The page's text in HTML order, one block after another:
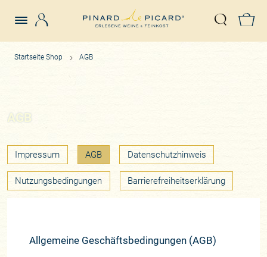
Suche
Startseite Shop AGB
AGB
Impressum AGB Datenschutzhinweis
Nutzungsbedingungen Barrierefreiheitserklärung
Allgemeine Geschäftsbedingungen (AGB)